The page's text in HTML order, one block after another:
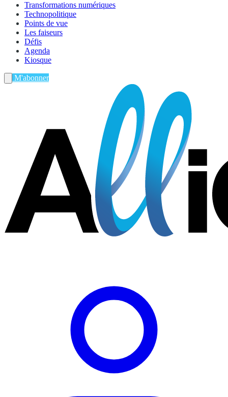
Transformations numériques
Technopolitique
Points de vue
Les faiseurs
Défis
Agenda
Kiosque
M'abonner